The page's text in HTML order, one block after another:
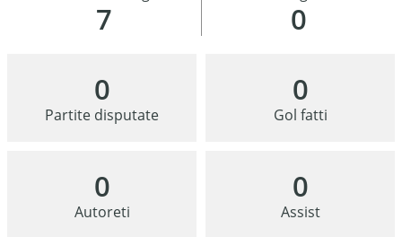
7 0
0
Partite disputate
0
Gol fatti
0
Autoreti
0
Assist